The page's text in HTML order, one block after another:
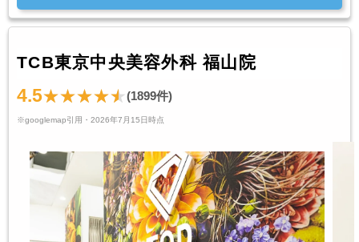
TCB東京中央美容外科 福山院
4.5 (1899件)
※googlemap引用・2026年7月15日時点